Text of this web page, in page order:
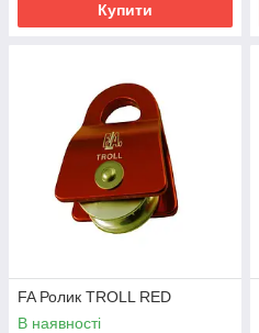
Купити
FA Ролик TROLL RED
В наявності